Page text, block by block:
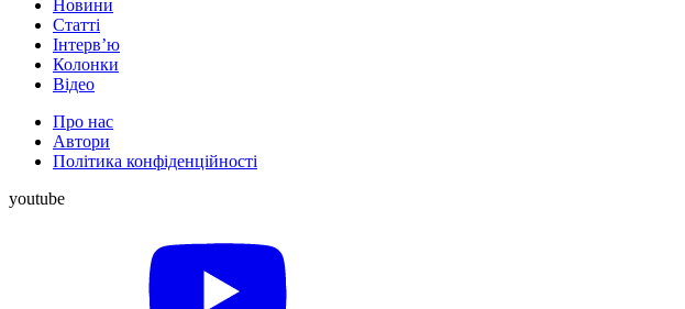
Новини
Статті
Інтерв’ю
Колонки
Відео
Про нас
Автори
Політика конфіденційності
youtube